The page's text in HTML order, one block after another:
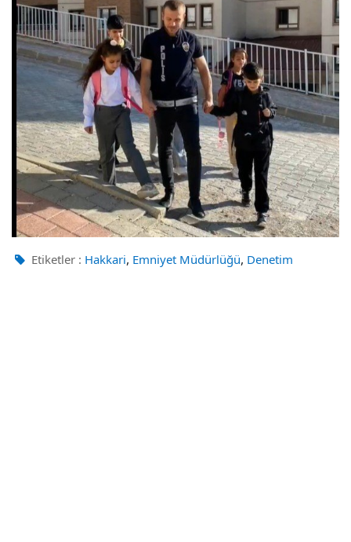
Etiketler : Hakkari, Emniyet Müdürlüğü, Denetim